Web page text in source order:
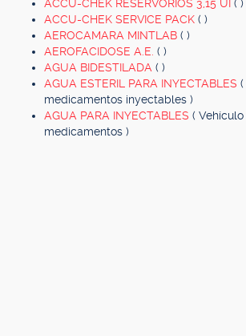
ACCU-CHEK RESERVORIOS 3,15 UI ( )
ACCU-CHEK SERVICE PACK ( )
AEROCAMARA MINTLAB ( )
AEROFACIDOSE A.E. ( )
AGUA BIDESTILADA ( )
AGUA ESTERIL PARA INYECTABLES
medicamentos inyectables )
AGUA PARA INYECTABLES (
medicamentos )